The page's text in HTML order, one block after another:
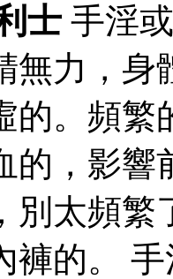
士 手淫
無力，
的。頻
的，影響
別太頻繁
褲的。